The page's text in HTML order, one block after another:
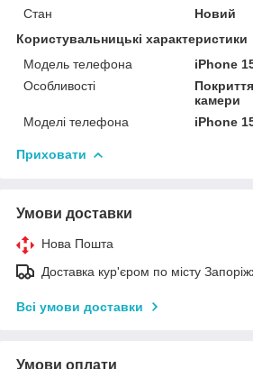
Стан
Новий
Користувальницькі характеристики
Модель телефона
iPhone
Особливості
камери
Моделі телефона
iPhone
Приховати
Умови доставки
Нова Пошта
Доставка кур'єром по місту
Всі умови доставки
Умови оплати